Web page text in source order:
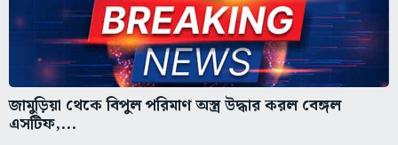
জামুড়িয়া থেকে বিপুল পরিমাণ অস্ত্র উদ্ধার করল বেঙ্গল
এসটিফ,...